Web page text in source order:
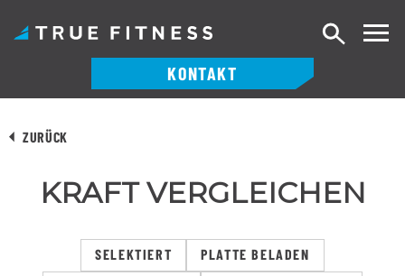
Inhalt
KONTAKT
Suche
ZURÜCK
KRAFT VERGLEICHEN
SELEKTIERT
PLATTE BELADEN